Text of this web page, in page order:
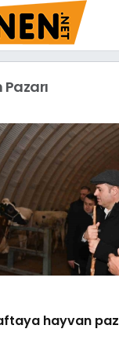
hayvan